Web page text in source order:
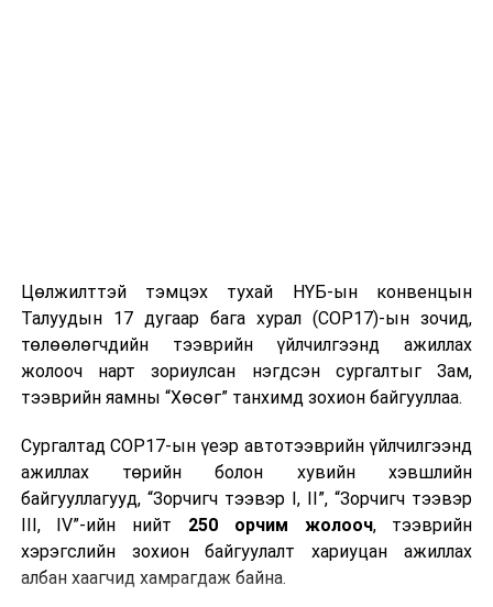
Цөлжилттэй тэмцэх тухай НҮБ-ын конвенцын
Талуудын 17 дугаар бага хурал (COP17)-ын зочид,
төлөөлөгчдийн тээврийн үйлчилгээнд ажиллах
жолооч нарт зориулсан нэгдсэн сургалтыг Зам,
тээврийн яамны “Хөсөг” танхимд зохион байгууллаа.
Сургалтад COP17-ын үеэр автотээврийн үйлчилгээнд
ажиллах төрийн болон хувийн хэвшлийн
байгууллагууд, “Зорчигч тээвэр I, II”, “Зорчигч тээвэр
III, IV”-ийн нийт 250 орчим жолооч, тээврийн
хэрэгслийн зохион байгуулалт хариуцан ажиллах
албан хаагчид хамрагдаж байна.